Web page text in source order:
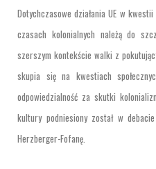
Dotychczasowe działania UE w
czasach kolonialnych należą do
szerszym kontekście walki z
skupia się na kwestiach
odpowiedzialność za skutki
kultury podniesiony został w
Herzberger-Fofanę.